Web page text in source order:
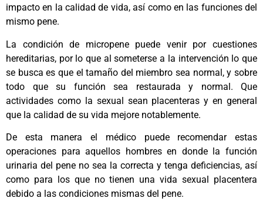
impacto en la calidad de vida, así como en las funciones del
mismo pene.
La condición de micropene puede venir por cuestiones
hereditarias, por lo que al someterse a la intervención lo que
se busca es que el tamaño del miembro sea normal, y sobre
todo que su función sea restaurada y normal. Que
actividades como la sexual sean placenteras y en general
que la calidad de su vida mejore notablemente.
De esta manera el médico puede recomendar estas
operaciones para aquellos hombres en donde la función
urinaria del pene no sea la correcta y tenga deficiencias, así
como para los que no tienen una vida sexual placentera
debido a las condiciones mismas del pene.